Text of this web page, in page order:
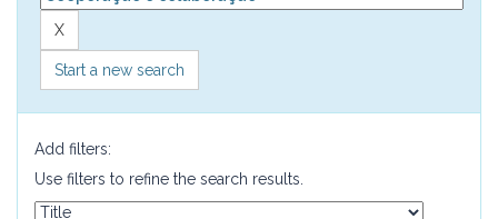
Start a new search
Add filters:
Use filters to refine the search results.